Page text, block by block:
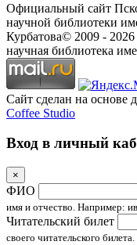
Официальный сайт
научной библиотеки
Курбатова© 2009 - 2026
научная библиотека
Сайт сделан на основе
Coffee Studio
Вход в личный
×
ФИО
имя и отчество. Например:
Читательский билет
своего читательского билета.